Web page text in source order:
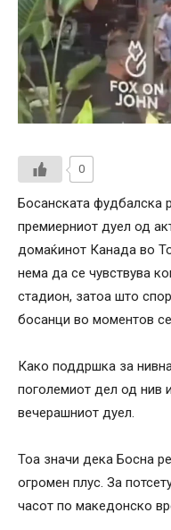
0
Босанската фудбалска
премиерниот дуел од
домаќинот Канада во
нема да се чувствува
стадион, затоа што
босанци во моментов се
Како поддршка за
поголемиот дел од нив
вечерашниот дуел.
Тоа значи дека Босна
огромен плус. За
часот по македонско